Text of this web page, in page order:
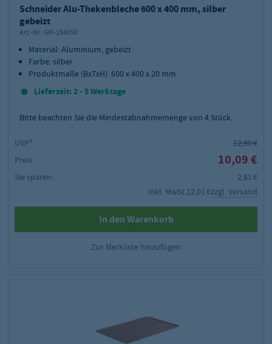
Schneider Alu-Thekenbleche 600 x 400 mm, silber
gebeizt
Art.-Nr.: GH-154050
Material: Aluminium, gebeizt
Farbe: silber
Produktmaße (BxTxH): 600 x 400 x 20 mm
Lieferzeit: 2 - 5 Werktage
Bitte beachten Sie die Mindestabnahmemenge von 4 Stück.
UVP²:
12,90 €
Preis:
10,09 €
Sie sparen:
2,81 €
inkl. MwSt.12,01 €zzgl. Versand
In den Warenkorb
Zur Merkliste hinzufügen